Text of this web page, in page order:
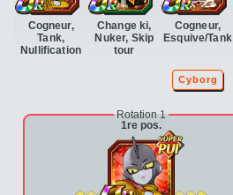
Cogneur,
Tank,
Nullification
Change ki,
Nuker, Skip
tour
Cogneur,
Esquive/Tank
Cyborg
Rotation 1
1re pos.